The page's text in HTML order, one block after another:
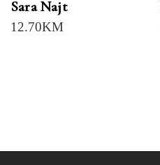
Sara Najt
12.70KM